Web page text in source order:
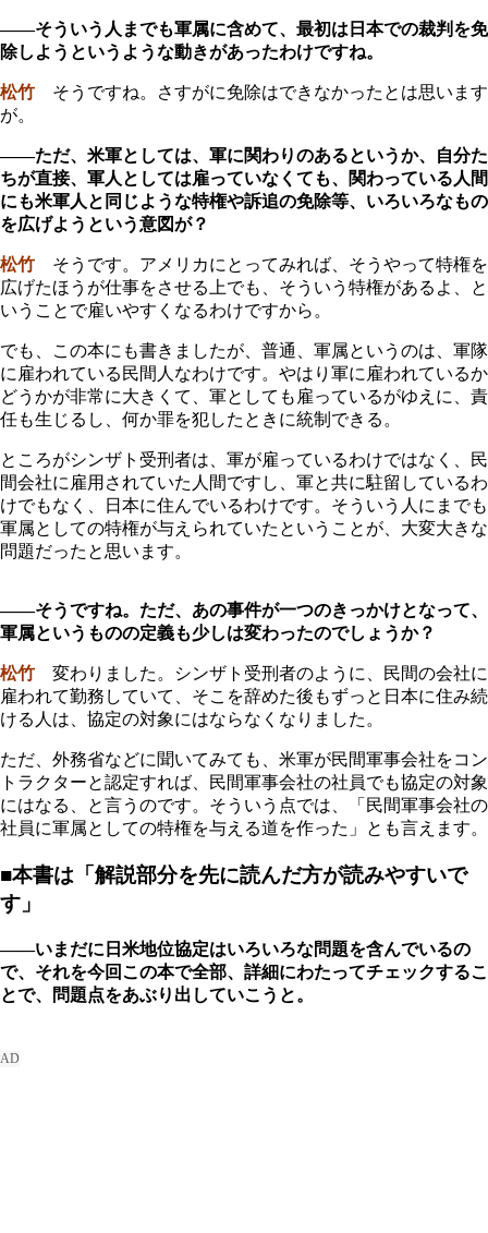
――そういう人までも軍属に含めて、最初は日本での裁判を免
除しようというような動きがあったわけですね。
松竹 そうですね。さすがに免除はできなかったとは思います
が。
――ただ、米軍としては、軍に関わりのあるというか、自分た
ちが直接、軍人としては雇っていなくても、関わっている人間
にも米軍人と同じような特権や訴追の免除等、いろいろなもの
を広げようという意図が？
松竹 そうです。アメリカにとってみれば、そうやって特権を
広げたほうが仕事をさせる上でも、そういう特権があるよ、と
いうことで雇いやすくなるわけですから。
でも、この本にも書きましたが、普通、軍属というのは、軍隊
に雇われている民間人なわけです。やはり軍に雇われているか
どうかが非常に大きくて、軍としても雇っているがゆえに、責
任も生じるし、何か罪を犯したときに統制できる。
ところがシンザト受刑者は、軍が雇っているわけではなく、民
間会社に雇用されていた人間ですし、軍と共に駐留しているわ
けでもなく、日本に住んでいるわけです。そういう人にまでも
軍属としての特権が与えられていたということが、大変大きな
問題だったと思います。
――そうですね。ただ、あの事件が一つのきっかけとなって、
軍属というものの定義も少しは変わったのでしょうか？
松竹 変わりました。シンザト受刑者のように、民間の会社に
雇われて勤務していて、そこを辞めた後もずっと日本に住み続
ける人は、協定の対象にはならなくなりました。
ただ、外務省などに聞いてみても、米軍が民間軍事会社をコン
トラクターと認定すれば、民間軍事会社の社員でも協定の対象
にはなる、と言うのです。そういう点では、「民間軍事会社の
社員に軍属としての特権を与える道を作った」とも言えます。
■本書は「解説部分を先に読んだ方が読みやすいで
す」
――いまだに日米地位協定はいろいろな問題を含んでいるの
で、それを今回この本で全部、詳細にわたってチェックするこ
とで、問題点をあぶり出していこうと。